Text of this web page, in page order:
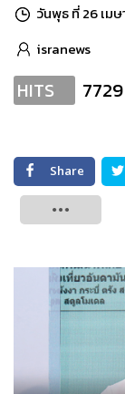
วันพุธ ที่ 26 เม
isranews
HITS
Share